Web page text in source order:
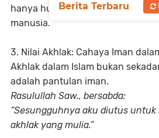
hanya hukum Allah yang benar-
manusia.
3. Nilai Akhlak: Cahaya Iman
Akhlak dalam Islam bukan
adalah pantulan iman.
Rasulullah Saw., bersabda:
“Sesungguhnya aku diutus
akhlak yang mulia.”
Berita Terbaru